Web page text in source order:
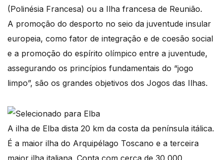
(Polinésia Francesa) ou a Ilha francesa de Reunião.
A promoção do desporto no seio da juventude insular
europeia, como fator de integração e de coesão social
e a promoção do espírito olímpico entre a juventude,
assegurando os princípios fundamentais do “jogo
limpo”, são os grandes objetivos dos Jogos das Ilhas.
A ilha de Elba dista 20 km da costa da península itálica.
É a maior ilha do Arquipélago Toscano e a terceira
maior ilha italiana. Conta com cerca de 30 000